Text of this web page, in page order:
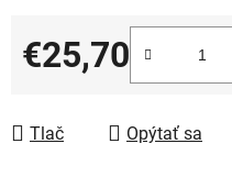
€25,70
Jednotková cena:
Tlač Opýtať sa